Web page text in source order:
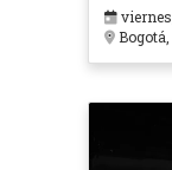
Bogotá,